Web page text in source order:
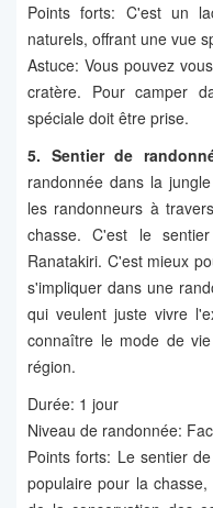
Points forts: C'est un
naturels, offrant une vue
Astuce: Vous pouvez
cratère. Pour camper
spéciale doit être prise.
5. Sentier de
randonnée dans la
les randonneurs à
chasse. C'est le
Ranatakiri. C'est mieux
s'impliquer dans une
qui veulent juste vivre
connaître le mode de
région.
Durée: 1 jour
Niveau de randonnée:
Points forts: Le sentier
populaire pour la